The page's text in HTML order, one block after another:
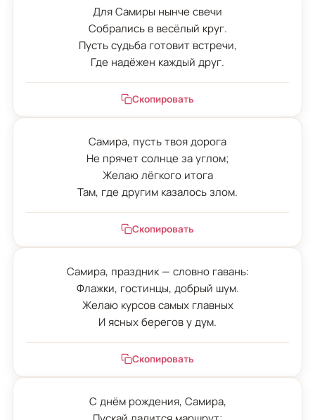
Для Самиры нынче свечи
Собрались в весёлый круг.
Пусть судьба готовит встречи,
Где надёжен каждый друг.
Скопировать
Самира, пусть твоя дорога
Не прячет солнце за углом;
Желаю лёгкого итога
Там, где другим казалось злом.
Скопировать
Самира, праздник — словно гавань:
Флажки, гостинцы, добрый шум.
Желаю курсов самых главных
И ясных берегов у дум.
Скопировать
С днём рождения, Самира,